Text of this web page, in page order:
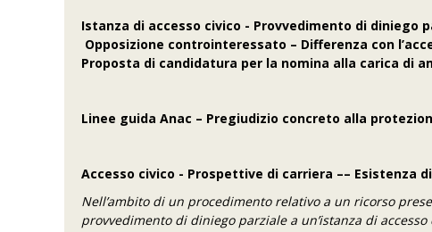
Istanza di accesso civico - Provvedimento di diniego
Opposizione controinteressato – Differenza con
Proposta di candidatura per la nomina alla carica di
Linee guida Anac – Pregiudizio concreto alla
Accesso civico - Prospettive di carriera ––
Nell’ambito di un procedimento relativo a un ricorso
provvedimento di diniego parziale a un’istanza di